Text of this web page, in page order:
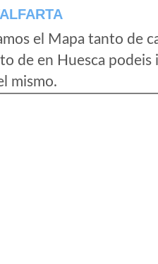
el Mapa tanto de
de en Huesca podeis
mismo.